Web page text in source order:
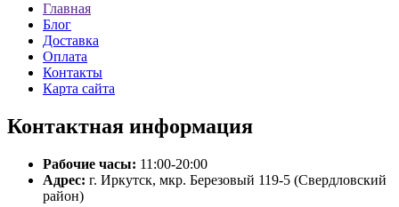
Главная
Блог
Доставка
Оплата
Контакты
Карта сайта
Контактная информация
Рабочие часы: 11:00-20:00
Адрес: г. Иркутск, мкр. Березовый 119-5 (Свердловский
район)